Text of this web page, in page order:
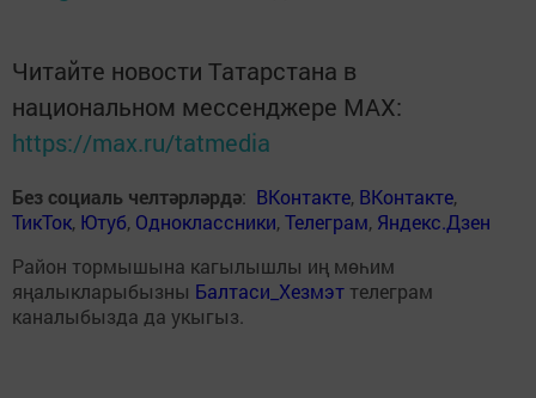
Читайте новости Татарстана в
национальном мессенджере MАХ:
https://max.ru/tatmedia
Без социаль челтәрләрдә: ВКонтакте, ВКонтакте,
ТикТок, Ютуб, Одноклассники,Телеграм, Яндекс.Дзен
Район тормышына кагылышлы иң мөһим
яңалыкларыбызны Балтаси_Хезмэт телеграм
каналыбызда да укыгыз.